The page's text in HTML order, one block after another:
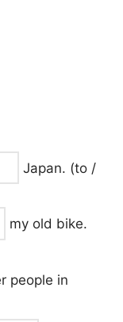
Japan. (to /
my old bike.
people in